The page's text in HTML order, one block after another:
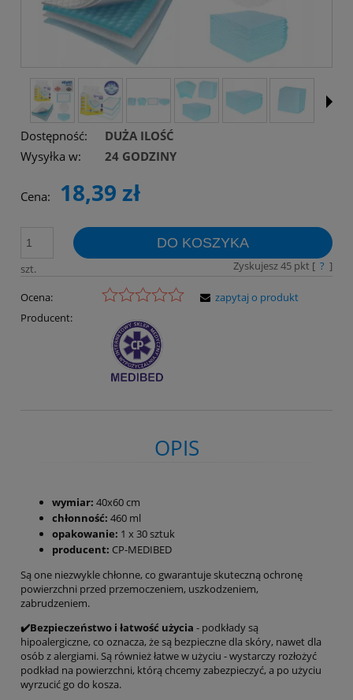
Dostępność:
DUŻA ILOŚĆ
Wysyłka w:
24 GODZINY
Cena: 18,39 zł
szt.
DO KOSZYKA
Zyskujesz45pkt [ ? ]
Ocena:
Producent:
zapytaj o produkt
OPIS
wymiar: 40x60 cm
chłonność: 460 ml
opakowanie: 1 x 30 sztuk
producent: CP-MEDIBED
Są one niezwykle chłonne, co gwarantuje skuteczną ochronę
powierzchni przed przemoczeniem, uszkodzeniem,
zabrudzeniem.
✔️Bezpieczeństwo i łatwość użycia - podkłady są
hipoalergiczne, co oznacza, że są bezpieczne dla skóry, nawet dla
osób z alergiami. Są również łatwe w użyciu - wystarczy rozłożyć
podkład na powierzchni, którą chcemy zabezpieczyć, a po użyciu
wyrzucić go do kosza.